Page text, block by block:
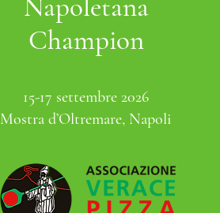
Napoletana
Champion
15-17 settembre 2026
Mostra d’Oltremare, Napoli